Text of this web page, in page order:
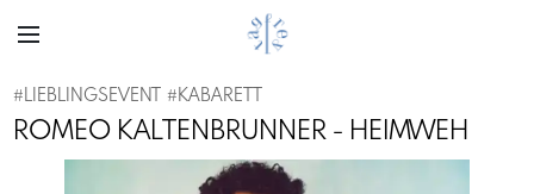
#LIEBLINGSEVENT #KABARETT
ROMEO KALTENBRUNNER - HEIMWEH